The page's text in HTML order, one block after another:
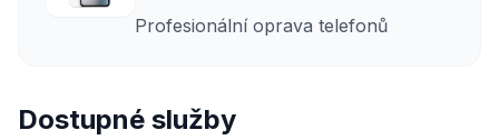
Profesionální oprava telefonů
Dostupné služby